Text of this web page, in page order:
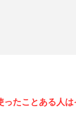
たことある人